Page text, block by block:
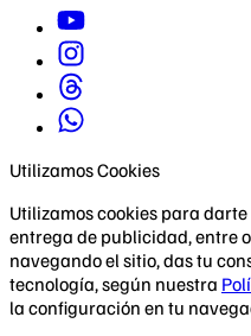
Utilizamos Cookies
Utilizamos cookies para
entrega de publicidad, entre
navegando el sitio, das tu
tecnología, según nuestra
la configuración en tu